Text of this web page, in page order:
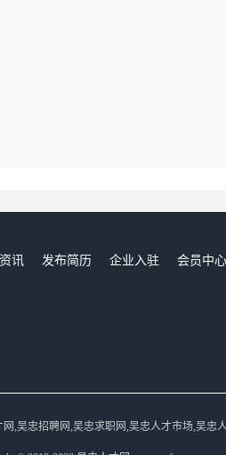
讯 发布简历 企业入驻 会员中心
网,吴忠招聘网,吴忠求职网,吴忠人才市场,吴忠